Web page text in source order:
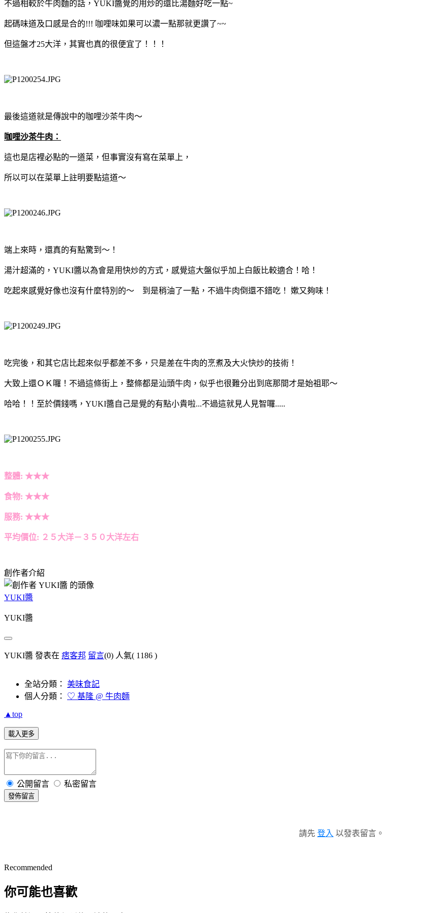
不過相較於牛肉麵的話，YUKI醬覺的用炒的還比湯麵好吃一點~
起碼味道及口感是合的!!! 咖哩味如果可以濃一點那就更讚了~~
但這盤才25大洋，其實也真的很便宜了！！！
最後這道就是傳說中的咖哩沙茶牛肉～
咖哩沙茶牛肉：
這也是店裡必點的一道菜，但事實沒有寫在菜單上，
所以可以在菜單上註明要點這道～
端上來時，還真的有點驚到～！
湯汁超滿的，YUKI醬以為會是用快炒的方式，感覺這大盤似乎加上白飯比較適合！哈！
吃起來感覺好像也沒有什麼特別的～ 到是稍油了一點，不過牛肉倒還不錯吃！ 嫰又夠味！
吃完後，和其它店比起來似乎都差不多，只是差在牛肉的烹煮及大火快炒的技術！
大致上還ＯＫ囉！不過這條街上，整條都是汕頭牛肉，似乎也很難分出到底那間才是始祖耶～
哈哈！！至於價錢嗎，YUKI醬自己是覺的有點小貴啦...不過這就見人見智囉.....
整體: ★★★
食物: ★★★
服務: ★★★
平均價位: ２５大洋－３５０大洋左右
創作者介紹
YUKI醬
YUKI醬
YUKI醬 發表在 痞客邦 留言(0) 人氣( 1186 )
全站分類： 美味食記
個人分類： ♡ 基隆 @ 牛肉麵
▲top
載入更多
公開留言 私密留言
發佈留言
請先 登入 以發表留言。
Recommended
你可能也喜歡